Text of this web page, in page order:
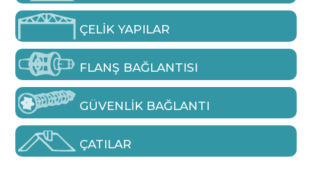
ÇELIK YAPILAR
FLANŞ BAĞLANTISI
GÜVENLIK BAĞLANTI
ÇATILAR